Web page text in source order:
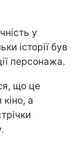
у
історії був
персонажа.
що це
а